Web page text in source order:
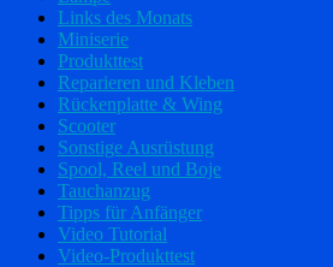
Links des Monats
Miniserie
Produkttest
Reparieren und Kleben
Rückenplatte & Wing
Scooter
Sonstige Ausrüstung
Spool, Reel und Boje
Tauchanzug
Tipps für Anfänger
Video Tutorial
Video-Produkttest